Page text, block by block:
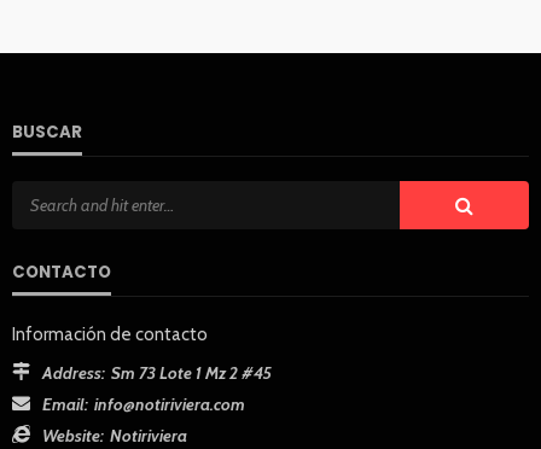
BUSCAR
CONTACTO
Información de contacto
Address: Sm 73 Lote 1 Mz 2 #45
Email: info@notiriviera.com
Website: Notiriviera